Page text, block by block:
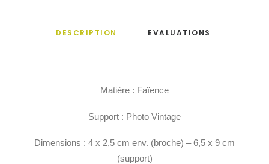
DESCRIPTION EVALUATIONS
Matière : Faïence
Support : Photo Vintage
Dimensions : 4 x 2,5 cm env. (broche) – 6,5 x 9 cm
(support)